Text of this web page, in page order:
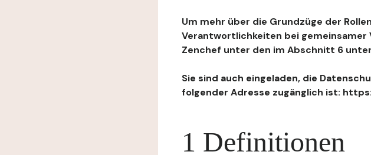
Um mehr über die Grundzüge der
Verantwortlichkeiten bei gemeinsamer
Zenchef unter den im Abschnitt 6
Sie sind auch eingeladen, die
folgender Adresse zugänglich ist:
1 Definitionen